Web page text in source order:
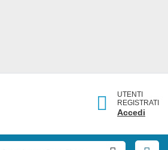
UTENTI
REGISTRATI
Accedi